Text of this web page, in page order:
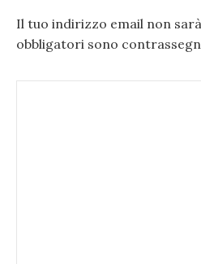
Il tuo indirizzo email non
obbligatori sono